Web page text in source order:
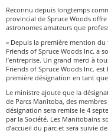
Reconnu depuis longtemps
provincial de Spruce Woods
astronomes amateurs que
« Depuis la première mention
Friends of Spruce Woods Inc. a
l’entreprise. Un grand merci à
Friends of Spruce Woods Inc.
première désignation en tant
Le ministre ajoute que la
de Parcs Manitoba, des
désignation sera remise le 4
par la Société. Les Manitobains
d’accueil du parc et sera suivie